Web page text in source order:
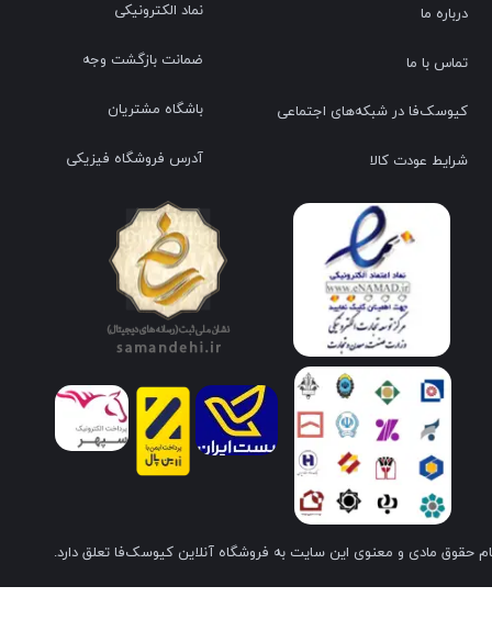
حقوق مادی و معنوی این سایت به فروشگاه آنلاین کیوسک‌فا تعلق دارد.
نماد الکترونیکی
ضمانت بازگشت وجه
باشگاه مشتریان
آدرس فروشگاه فیزیکی
درباره ما
تماس با ما
کیوسک‌فا در شبکه‌های اجتماعی
شرایط عودت کالا